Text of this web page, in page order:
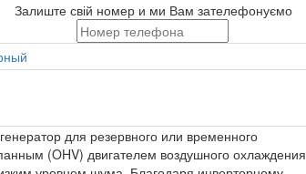
Залиште свій номер и ми Вам зателефонуємо
для резервного или временного
(OHV) двигателем воздушного охлаждения